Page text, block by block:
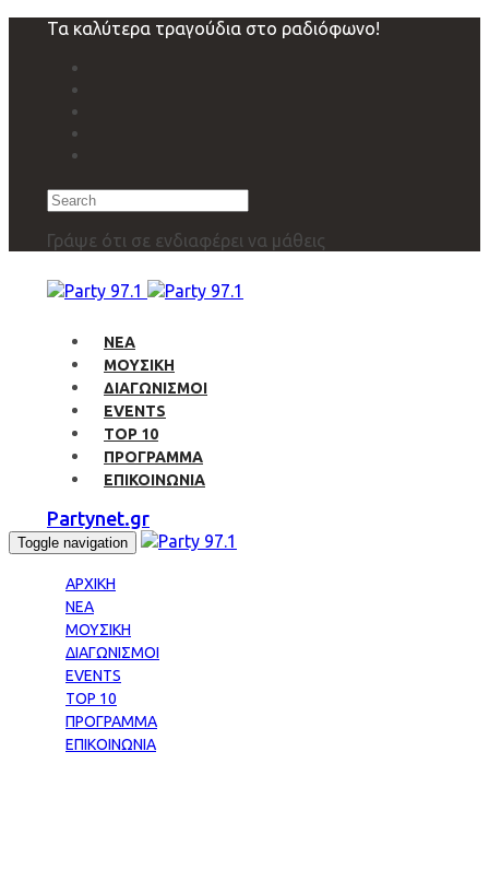
navigation
Τα καλύτερα τραγούδια στο ραδιόφωνο!
Search
Γράψε ότι σε ενδιαφέρει να μάθεις
ΝΕΑ
ΜΟΥΣΙΚΗ
ΔΙΑΓΩΝΙΣΜΟΙ
EVENTS
TOP 10
ΠΡΟΓΡΑΜΜΑ
ΕΠΙΚΟΙΝΩΝΙΑ
Partynet.gr
Toggle navigation
ΑΡΧΙΚΗ
ΝΕΑ
ΜΟΥΣΙΚΗ
ΔΙΑΓΩΝΙΣΜΟΙ
EVENTS
TOP 10
ΠΡΟΓΡΑΜΜΑ
ΕΠΙΚΟΙΝΩΝΙΑ